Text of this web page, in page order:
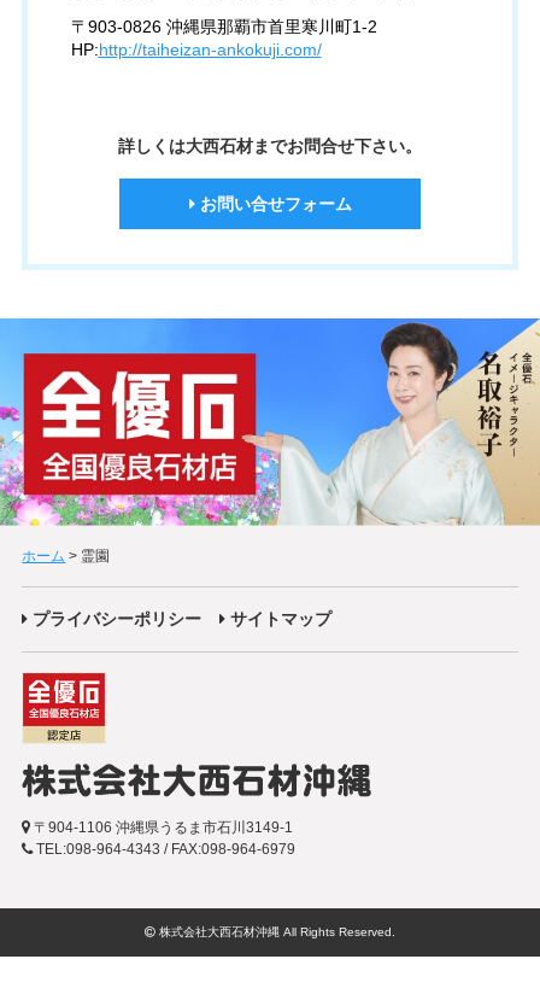
〒903-0826 沖縄県那覇市首里寒川町1-2
HP:http://taiheizan-ankokuji.com/
詳しくは大西石材までお問合せ下さい。
お問い合せフォーム
ホーム > 霊園
プライバシーポリシー サイトマップ
〒904-1106 沖縄県うるま市石川3149-1
TEL:098-964-4343 / FAX:098-964-6979
株式会社大西石材沖縄 All Rights Reserved.